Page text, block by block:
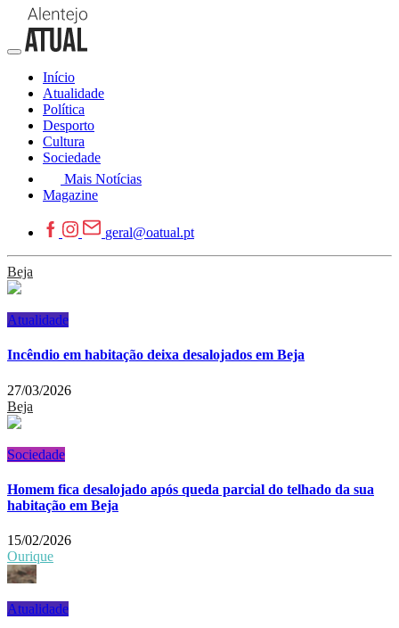
Início
Atualidade
Política
Desporto
Cultura
Sociedade
Mais Notícias
Magazine
geral@oatual.pt
Beja
Atualidade
Incêndio em habitação deixa desalojados em Beja
27/03/2026
Beja
Sociedade
Homem fica desalojado após queda parcial do telhado da sua
habitação em Beja
15/02/2026
Ourique
Atualidade